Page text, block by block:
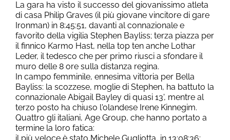
La gara ha visto il successo del giovanissimo atleta
di casa Philip Graves (il più giovane vincitore di gare
Ironman) in 8:45:51, davanti al connazionale e
favorito della vigilia Stephen Bayliss; terza piazza per
il finnico Karmo Hast, nella top ten anche Lothar
Leder, il tedesco che per primo riusci a sfondare il
muro delle 8 ore sulla distanza regina.
In campo femminile, ennesima vittoria per Bella
Bayliss: la scozzese, moglie di Stephen, ha battuto la
connazionale Abigail Bayley di quasi 13', mentre al
terzo posto ha chiuso l'olandese Irene Kinnegim.
Quattro gli italiani, Age Group, che hanno portato a
termine la loro fatica: